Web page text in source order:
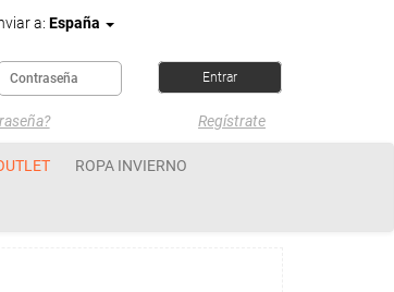
a: España
Regístrate
ROPA INVIERNO